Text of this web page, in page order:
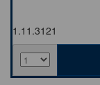
1.11.3121